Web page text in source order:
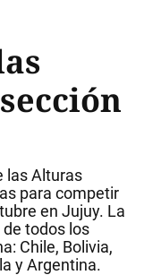
las Alturas
para competir
en Jujuy. La
todos los
Chile, Bolivia,
y Argentina.